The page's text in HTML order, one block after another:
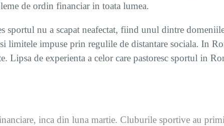
de ordin financiar in toata lumea.
sportul nu a scapat neafectat, fiind unul dintre
limitele impuse prin regulile de distantare sociala. In
Lipsa de experienta a celor care pastoresc sportul in
inca din luna martie. Cluburile sportive au